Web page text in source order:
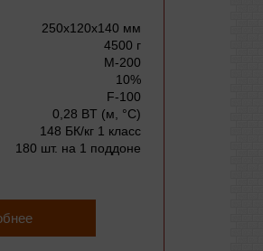
250х120х140 мм
4500 г
М-200
10%
F-100
0,28 BT (м, °С)
148 БК/кг 1 класс
180 шт. на 1 поддоне